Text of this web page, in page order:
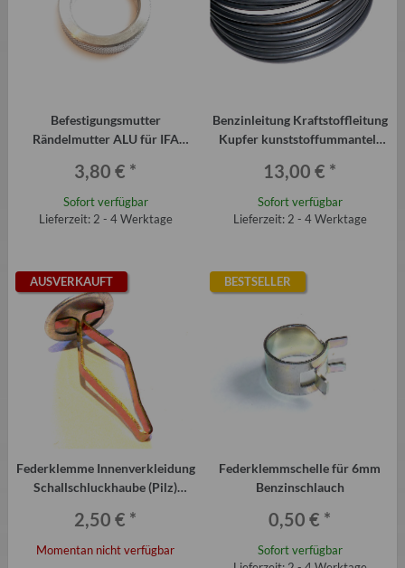
Befestigungsmutter
Rändelmutter ALU für IFA
Wischerschalter
3,80 € *
Sofort verfügbar
Lieferzeit: 2 - 4 Werktage
Benzinleitung Kraftstoffleitung
Kupfer kunststoffummantelt
13,00 € *
Sofort verfügbar
Lieferzeit: 2 - 4 Werktage
AUSVERKAUFT
Federklemme Innenverkleidung
Schallschluckhaube (Pilz)
2,50 € *
Momentan nicht verfügbar
BESTSELLER
Federklemmschelle für 6mm
Benzinschlauch
0,50 € *
Sofort verfügbar